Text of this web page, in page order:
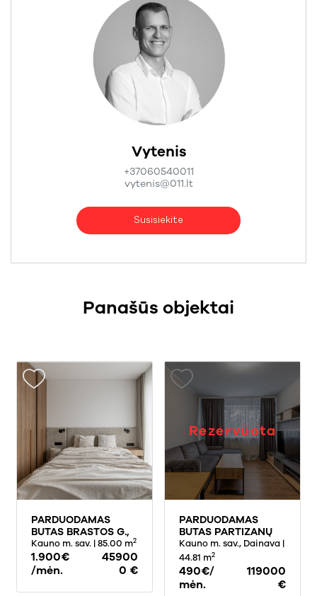
Vytenis
+37060540011
vytenis@011.lt
Susisiekite
Panašūs objektai
PARDUODAMAS
BUTAS BRASTOS G.,
KAUNE, 85 KV.M
PLOTO
Kauno m. sav. | 85.00 m2
1.900€
/mėn.
45900
0 €
Rezervuota
PARDUODAMAS
BUTAS PARTIZANŲ
G., DAINAVOJE,
KAUNE, 44,81 KV.M
PLOTO
Kauno m. sav., Dainava |
44.81 m2
490€/
mėn.
119000
€